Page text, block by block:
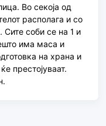
Во секоја од
располага и со
соби се на 1 и
има маса и
на храна и
престојуваат.